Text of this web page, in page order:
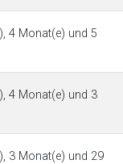
4 Monat(e) und 5
4 Monat(e) und 3
3 Monat(e) und 29